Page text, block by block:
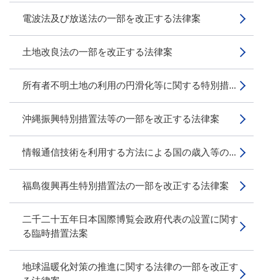
電波法及び放送法の一部を改正する法律案
土地改良法の一部を改正する法律案
所有者不明土地の利用の円滑化等に関する特別措...
沖縄振興特別措置法等の一部を改正する法律案
情報通信技術を利用する方法による国の歳入等の...
福島復興再生特別措置法の一部を改正する法律案
二千二十五年日本国際博覧会政府代表の設置に関す
る臨時措置法案
地球温暖化対策の推進に関する法律の一部を改正す